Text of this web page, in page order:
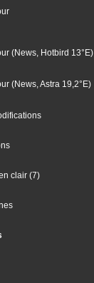
(News, Hotbird 13°E)
(News, Astra 19,2°E)
clair (7)